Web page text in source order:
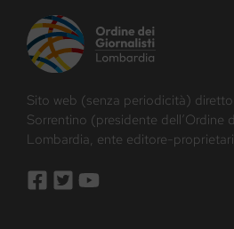
Sito web (senza periodicità)
Sorrentino (presidente dell’Ordine
Lombardia, ente editore-